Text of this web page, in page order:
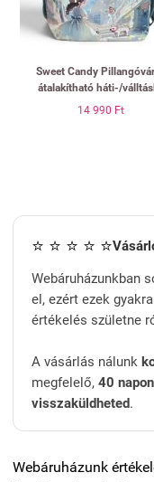
Sweet Candy
átalakítható háti-/
14 990 Ft
⭐ ⭐ ⭐ ⭐ ⭐
Webáruházunkban
el, ezért ezek
értékelés születne
A vásárlás nálunk
megfelelő, 40
visszaküldheted.
Webáruházunk